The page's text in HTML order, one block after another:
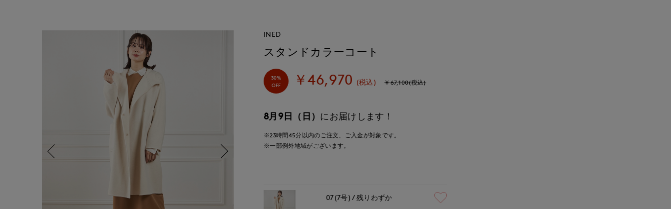
INED
スタンドカラーコート
30%
OFF
￥46,970 (税込) ￥67,100(税込)
8月9日（日） にお届けします！
※23時間45分以内のご注文、ご入金が対象です。
※一部例外地域がございます。
07(7号) 残りわずか